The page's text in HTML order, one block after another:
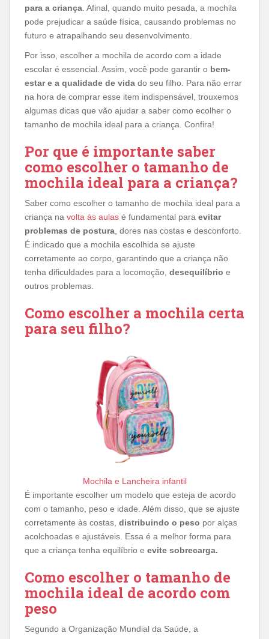
para a criança. Afinal, quando muito pesada, a mochila
pode prejudicar a saúde física, causando problemas no
futuro e atrapalhando seu desenvolvimento.
Por isso, escolher a mochila de acordo com a idade
escolar é essencial. Assim, você pode garantir o bem-
estar e a qualidade de vida do seu filho. Para não errar
na hora de comprar esse item indispensável, trouxemos
algumas dicas que vão ajudar a saber como ecolher o
tamanho de mochila ideal para a criança. Confira!
Por que é importante saber
como escolher o tamanho de
mochila ideal para a criança?
Saber como escolher o tamanho de mochila ideal para a
criança na volta às aulas é fundamental para evitar
problemas de postura, dores nas costas e desconforto.
É indicado que a mochila escolhida se ajuste
corretamente ao corpo, garantindo que a criança não
tenha dificuldades para a locomoção, desequilíbrio e
outros problemas.
Como escolher a mochila certa
para seu filho?
Mochila e Lancheira infantil
É importante escolher um modelo que esteja de acordo
com o tamanho, peso e idade. Além disso, que se ajuste
corretamente às costas, distribuindo o peso por alças
acolchoadas e ajustáveis. Essa é a melhor forma para
que a criança tenha equilíbrio e evite sobrecarga.
Como escolher o tamanho de
mochila ideal de acordo com
peso
Segundo a Organização Mundial da Saúde, a